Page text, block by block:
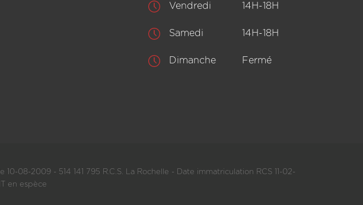
Vendredi 14H-18H
Samedi 14H-18H
Dimanche Fermé
08-2009 - 514 141 795 R.C.S. La Rochelle - Date immatriculation RCS 11-02-
en espèce